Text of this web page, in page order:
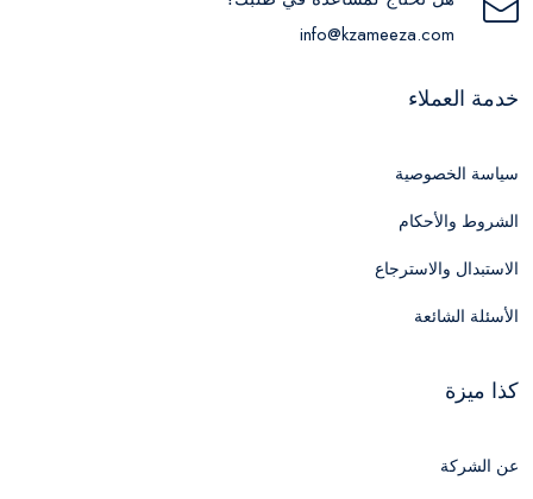
info@kzameeza.com
خدمة العملاء
سياسة الخصوصية
الشروط والأحكام
الاستبدال والاسترجاع
الأسئلة الشائعة
كذا ميزة
عن الشركة